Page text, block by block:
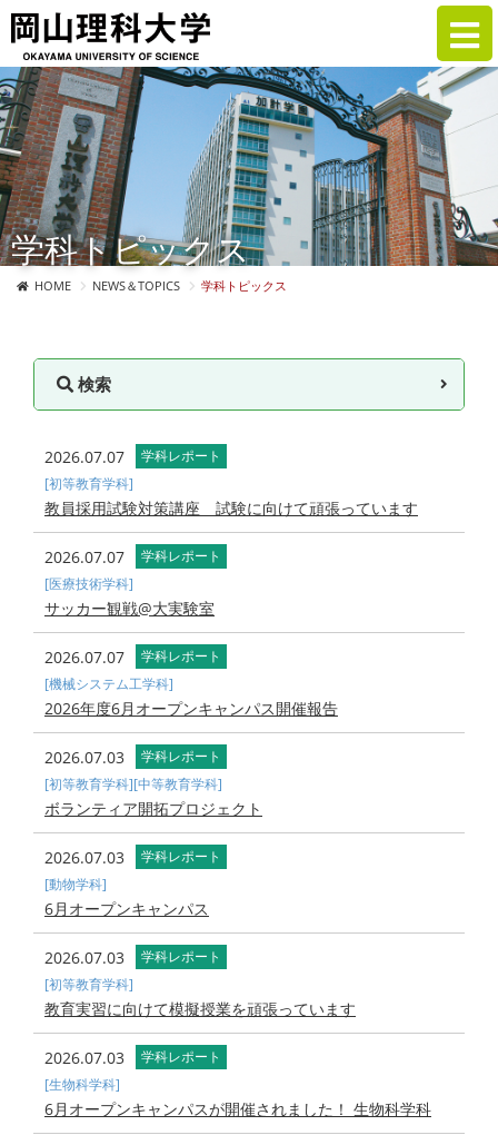
学科トピックス
HOME NEWS＆TOPICS 学科トピックス
検索
2026.07.07
学科レポート
[初等教育学科]
教員採用試験対策講座 試験に向けて頑張っています
2026.07.07
学科レポート
[医療技術学科]
サッカー観戦@大実験室
2026.07.07
学科レポート
[機械システム工学科]
2026年度6月オープンキャンパス開催報告
2026.07.03
学科レポート
[初等教育学科][中等教育学科]
ボランティア開拓プロジェクト
2026.07.03
学科レポート
[動物学科]
6月オープンキャンパス
2026.07.03
学科レポート
[初等教育学科]
教育実習に向けて模擬授業を頑張っています
2026.07.03
学科レポート
[生物科学科]
6月オープンキャンパスが開催されました！ 生物科学科